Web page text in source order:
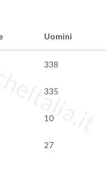
Uomini
338
335
10
27